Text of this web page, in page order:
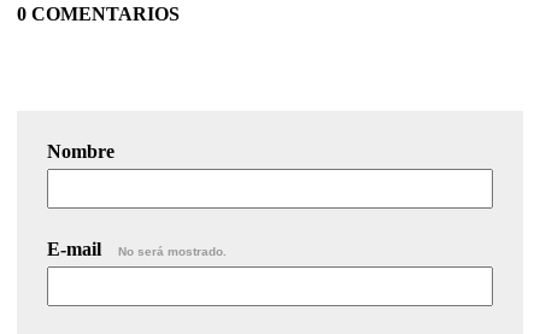
0 COMENTARIOS
Nombre
E-mail No será mostrado.